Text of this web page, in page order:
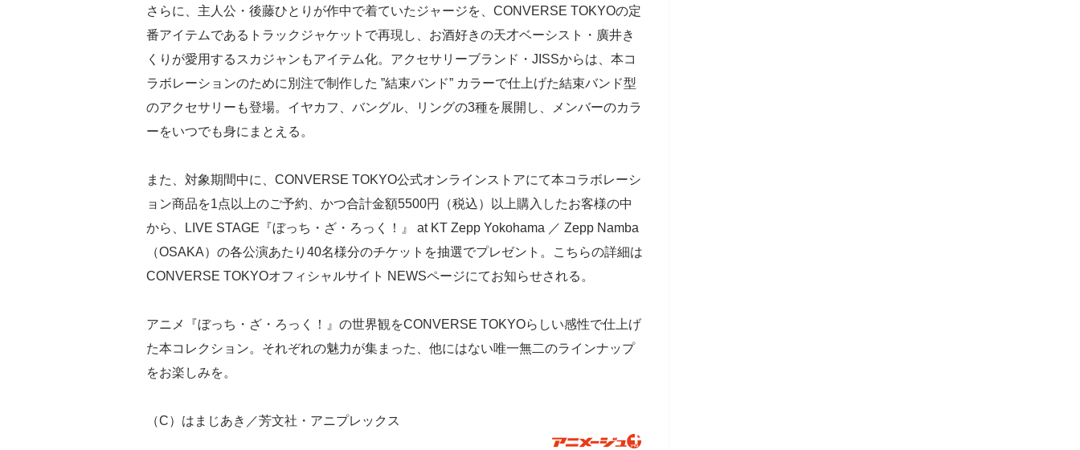
さらに、主人公・後藤ひとりが作中で着ていたジャージを、CONVERSE TOKYOの定
番アイテムであるトラックジャケットで再現し、お酒好きの天才ベーシスト・廣井き
くりが愛用するスカジャンもアイテム化。アクセサリーブランド・JISSからは、本コ
ラボレーションのために別注で制作した ”結束バンド” カラーで仕上げた結束バンド型
のアクセサリーも登場。イヤカフ、バングル、リングの3種を展開し、メンバーのカラ
ーをいつでも身にまとえる。
また、対象期間中に、CONVERSE TOKYO公式オンラインストアにて本コラボレーシ
ョン商品を1点以上のご予約、かつ合計金額5500円（税込）以上購入したお客様の中
から、LIVE STAGE『ぼっち・ざ・ろっく！』 at KT Zepp Yokohama ／ Zepp Namba
（OSAKA）の各公演あたり40名様分のチケットを抽選でプレゼント。こちらの詳細は
CONVERSE TOKYOオフィシャルサイト NEWSページにてお知らせされる。
アニメ『ぼっち・ざ・ろっく！』の世界観をCONVERSE TOKYOらしい感性で仕上げ
た本コレクション。それぞれの魅力が集まった、他にはない唯一無二のラインナップ
をお楽しみを。
（C）はまじあき／芳文社・アニプレックス